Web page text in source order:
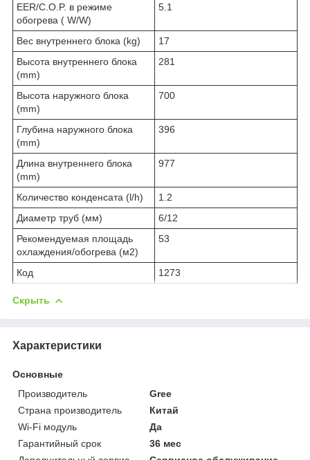
EER/C.O.P. в режиме
обогрева ( W/W)
5.1
Вес внутреннего блока (kg)
17
Высота внутреннего блока
(mm)
281
Высота наружного блока
(mm)
700
Глубина наружного блока
(mm)
396
Длина внутреннего блока
(mm)
977
Количество конденсата (l/h)
1.2
Диаметр труб (мм)
6/12
Рекомендуемая площадь
охлаждения/обогрева (м2)
53
Код 1273
Скрыть
Характеристики
Основные
Производитель
Gree
Страна производитель
Китай
Wi-Fi модуль
Да
Гарантийный срок
36 мес